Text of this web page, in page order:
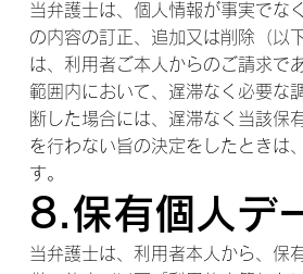
当弁護士は、個人情報が事実でな
の内容の訂正、追加又は削除（以
は、利用者ご本人からのご請求で
範囲内において、遅滞なく必要な
断した場合には、遅滞なく当該保
を行わない旨の決定をしたときは
す。
8.保有個人デ
当弁護士は、利用者本人から、保